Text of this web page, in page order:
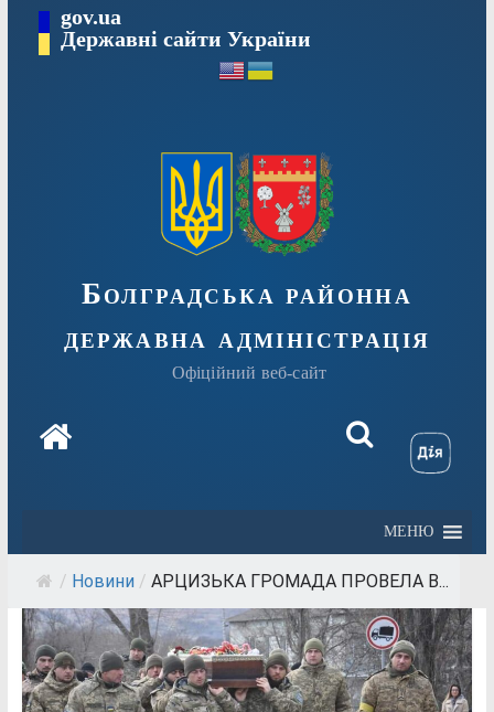
Перейтиgov.ua
Державні сайти України
Болградська районна
державна адміністрація
Офіційний веб-сайт
МЕНЮ
/ Новини / АРЦИЗЬКА ГРОМАДА ПРОВЕЛА В...